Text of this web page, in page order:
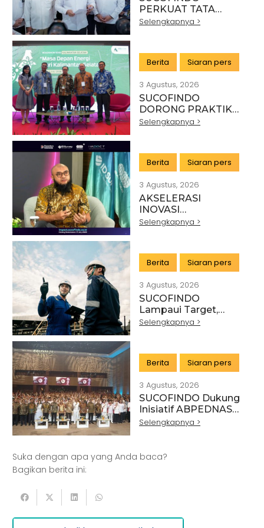
PERKUAT TATA
KELOLA EKSPOR
DENGAN KSP DAN
DANANTARA
Selengkapnya >
Berita Siaran pers
3 Agustus, 2026
SUCOFINDO
DORONG PRAKTIK
PERTAMBANGAN
Selengkapnya >
Berita Siaran pers
3 Agustus, 2026
AKSELERASI
INOVASI
TEKNOLOGI,
TRANSFORMASI
LAYANAN TIC
TINGGI
Selengkapnya >
Berita Siaran pers
3 Agustus, 2026
SUCOFINDO
Lampaui Target,
RUPS Sahkan Kinerja
Selengkapnya >
Berita Siaran pers
3 Agustus, 2026
SUCOFINDO Dukung
Inisiatif ABPEDNAS
melalui Program
Selengkapnya >
Suka dengan apa yang Anda baca?
Bagikan berita ini:
Artikel Pertanian
Kehutanan
Kesehatan
Kelautan dan Perikanan
Pemerintahan
Informasi dan Komunikasi